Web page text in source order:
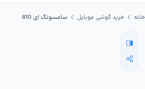
خانه خرید گوشی موبایل سامسونگ ای 810